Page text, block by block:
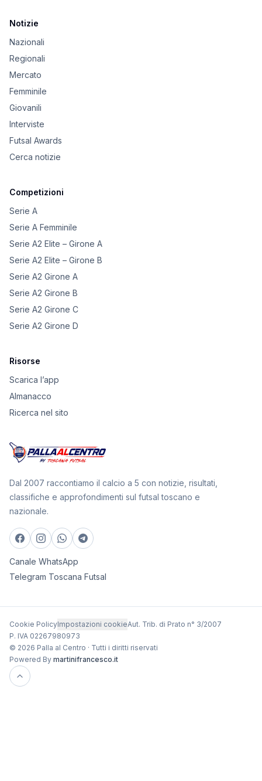
Notizie
Nazionali
Regionali
Mercato
Femminile
Giovanili
Interviste
Futsal Awards
Cerca notizie
Competizioni
Serie A
Serie A Femminile
Serie A2 Elite – Girone A
Serie A2 Elite – Girone B
Serie A2 Girone A
Serie A2 Girone B
Serie A2 Girone C
Serie A2 Girone D
Risorse
Scarica l’app
Almanacco
Ricerca nel sito
Dal 2007 raccontiamo il calcio a 5 con notizie, risultati,
classifiche e approfondimenti sul futsal toscano e
nazionale.
Canale WhatsApp
Telegram Toscana Futsal
Cookie PolicyImpostazioni cookieAut. Trib. di Prato n° 3/2007
P. IVA 02267980973
© 2026 Palla al Centro · Tutti i diritti riservati
Powered By martinifrancesco.it